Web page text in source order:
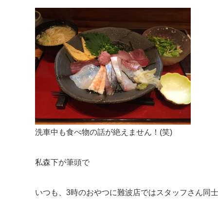
洗車中も食べ物の話が絶えません！(笑)
私森下が筆頭で
いつも、3時のおやつに難波店ではスタッフさん同